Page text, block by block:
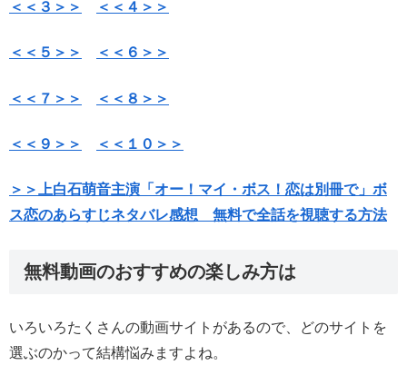
＜＜３＞＞ ＜＜４＞＞
＜＜５＞＞ ＜＜６＞＞
＜＜７＞＞ ＜＜８＞＞
＜＜９＞＞ ＜＜１０＞＞
＞＞上白石萌音主演「オー！マイ・ボス！恋は別冊で」ボ
ス恋のあらすじネタバレ感想 無料で全話を視聴する方法
無料動画のおすすめの楽しみ方は
いろいろたくさんの動画サイトがあるので、どのサイトを
選ぶのかって結構悩みますよね。